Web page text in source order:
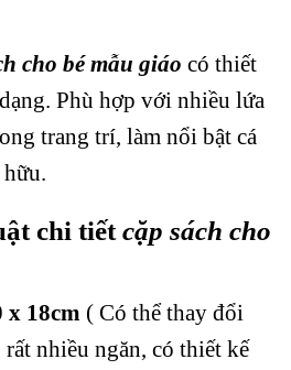
cho bé mẫu giáo có thiết
Phù hợp với nhiều lứa
trang trí, làm nổi bật cá
chi tiếtcặp sách cho
x 18cm ( Có thể thay đổi
nhiều ngăn, có thiết kế